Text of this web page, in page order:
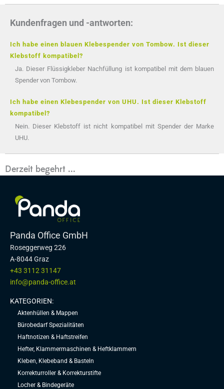
Kundenfragen und -antworten:
Ich habe einen blauen Klebespender von Tombow. Ist dieser
Klebstoff kompatibel?
Ja. Dieser Flüssigkleber Nachfüllung ist kompatibel mit dem blauen
Spender von Tombow.
Ich habe einen Klebespender von UHU. Ist dieser Klebstoff
kompatibel?
Nein. Dieser Klebstoff ist nicht kompatibel mit Spender der Marke
UHU.
Derzeit begehrt ...
Panda Office GmbH
Roseggerweg 226
A-8044 Graz
+43 3112 31147
info@panda-office.at
KATEGORIEN:
Aktenhüllen & Mappen
Bürobedarf Spezialitäten
Haftnotizen & Haftstreifen
Hefter, Klammermaschinen & Heftklammern
Kleben, Klebeband & Basteln
Korrekturroller & Korrekturstifte
Locher & Bindegeräte